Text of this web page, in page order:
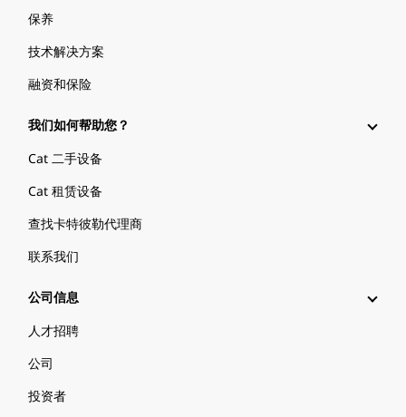
保养
技术解决方案
融资和保险
我们如何帮助您？
Cat 二手设备
Cat 租赁设备
查找卡特彼勒代理商
联系我们
公司信息
人才招聘
公司
投资者